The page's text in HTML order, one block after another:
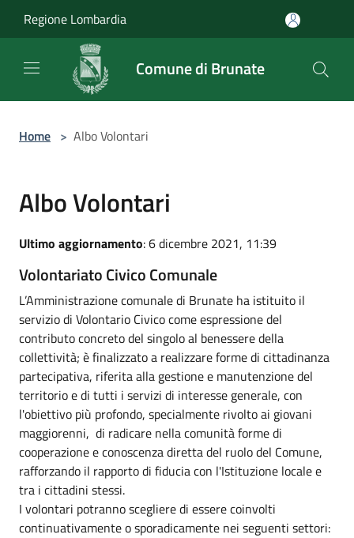
Regione Lombardia
Comune di Brunate
Home > Albo Volontari
Albo Volontari
Ultimo aggiornamento: 6 dicembre 2021, 11:39
Volontariato Civico Comunale
L’Amministrazione comunale di Brunate ha istituito il
servizio di Volontario Civico come espressione del
contributo concreto del singolo al benessere della
collettività; è finalizzato a realizzare forme di cittadinanza
partecipativa, riferita alla gestione e manutenzione del
territorio e di tutti i servizi di interesse generale, con
l'obiettivo più profondo, specialmente rivolto ai giovani
maggiorenni, di radicare nella comunità forme di
cooperazione e conoscenza diretta del ruolo del Comune,
rafforzando il rapporto di fiducia con l'Istituzione locale e
tra i cittadini stessi.
I volontari potranno scegliere di essere coinvolti
continuativamente o sporadicamente nei seguenti settori: